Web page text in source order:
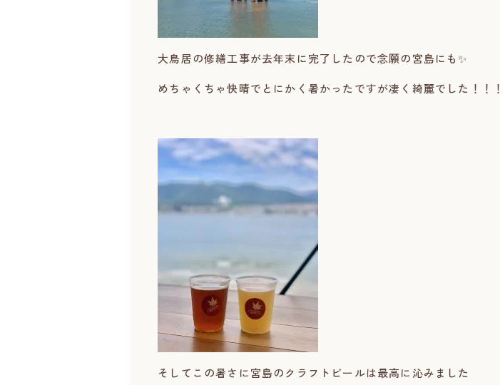
大鳥居の修繕工事が去年末に完了したので念願の宮島にも✨
めちゃくちゃ快晴でとにかく暑かったですが凄く綺麗でした！！！
そしてこの暑さに宮島のクラフトビールは最高に沁みました